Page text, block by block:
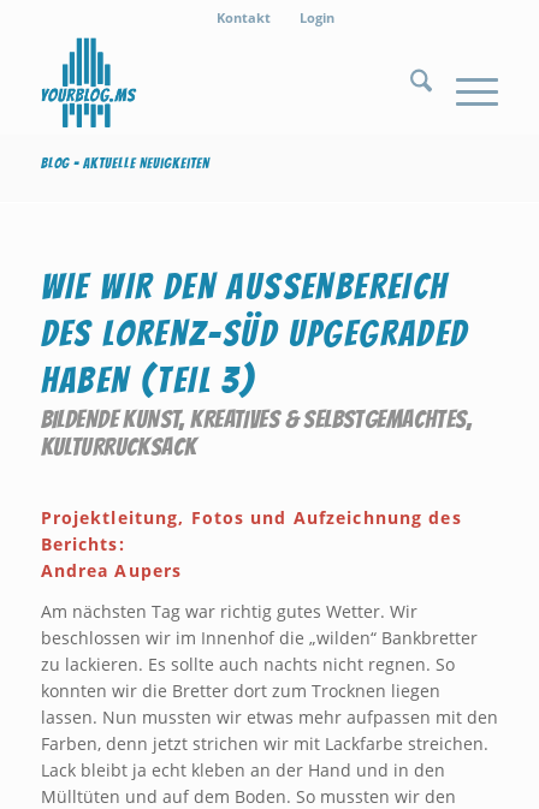
Kontakt Login
Blog - Aktuelle Neuigkeiten
WIE WIR DEN AUSSENBEREICH D
ES LORENZ-SÜD UPGEGRADED H
ABEN (TEIL 3)
BILDENDE KUNST,KREATIVES & SELBSTGEMACHTES,
KULTURRUCKSACK
Projektleitung, Fotos und Aufzeichnung des
Berichts:
Andrea Aupers
Am nächsten Tag war richtig gutes Wetter. Wir
beschlossen wir im Innenhof die „wilden“ Bankbretter
zu lackieren. Es sollte auch nachts nicht regnen. So
konnten wir die Bretter dort zum Trocknen liegen
lassen. Nun mussten wir etwas mehr aufpassen mit den
Farben, denn jetzt strichen wir mit Lackfarbe streichen.
Lack bleibt ja echt kleben an der Hand und in den
Mülltüten und auf dem Boden. So mussten wir den